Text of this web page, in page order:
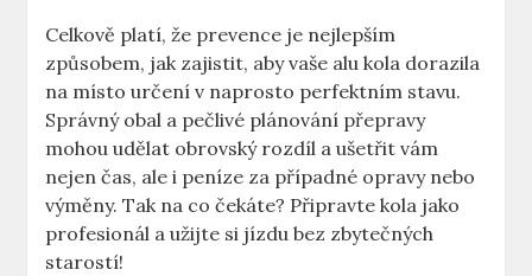
Celkově platí, že prevence je nejlepším
způsobem, jak zajistit, aby vaše alu kola dorazila
na místo určení v naprosto perfektním stavu.
Správný obal a pečlivé plánování přepravy
mohou udělat obrovský rozdíl a ušetřit vám
nejen čas, ale i peníze za případné opravy nebo
výměny. Tak na co čekáte? Připravte kola jako
profesionál a užijte si jízdu bez zbytečných
starostí!